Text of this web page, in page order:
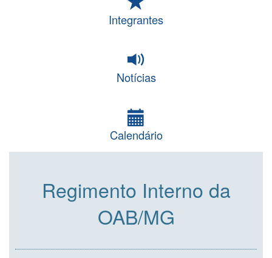
Integrantes
Notícias
Calendário
Regimento Interno da
OAB/MG